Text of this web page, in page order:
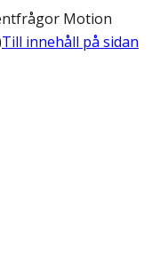
Motion
Till innehåll på sidan